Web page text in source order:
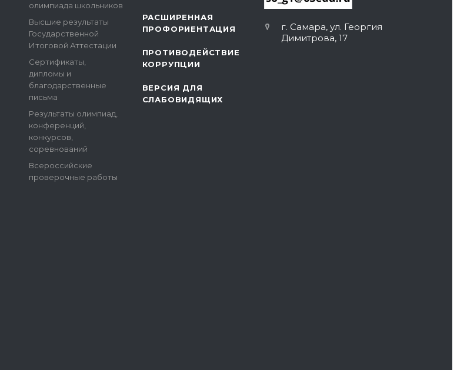
олимпиада школьников
Высшие результаты
Государственной
Итоговой Аттестации
Сертификаты,
дипломы и
благодарственные
письма
Результаты олимпиад,
конференций,
конкурсов,
соревнований
Всероссийские
проверочные работы
РАСШИРЕННАЯ
ПРОФОРИЕНТАЦИЯ
ПРОТИВОДЕЙСТВИЕ
КОРРУПЦИИ
ВЕРСИЯ ДЛЯ
СЛАБОВИДЯЩИХ
г. Самара, ул. Георгия
Димитрова, 17